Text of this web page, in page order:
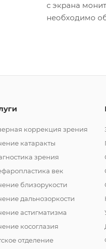
с экрана
необходимо
коррекция зрения
катаракты
зрения
век
близорукости
дальнозоркости
астигматизма
косоглазия
отделение